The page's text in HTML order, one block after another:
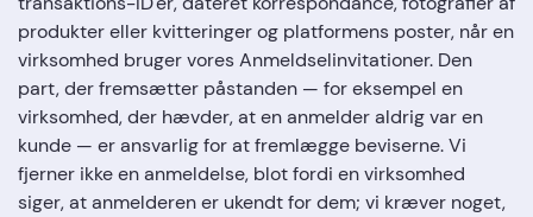
produkter eller kvitteringer og platformens poster, når en
virksomhed bruger vores Anmeldselinvitationer. Den
part, der fremsætter påstanden — for eksempel en
virksomhed, der hævder, at en anmelder aldrig var en
kunde — er ansvarlig for at fremlægge beviserne. Vi
fjerner ikke en anmeldelse, blot fordi en virksomhed
siger, at anmelderen er ukendt for dem; vi kræver noget,